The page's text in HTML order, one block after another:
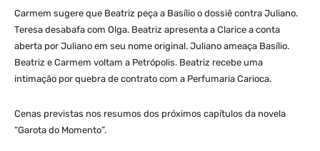
Carmem sugere que Beatriz peça a Basílio o dossiê contra Juliano.
Teresa desabafa com Olga. Beatriz apresenta a Clarice a conta
aberta por Juliano em seu nome original. Juliano ameaça Basílio.
Beatriz e Carmem voltam a Petrópolis. Beatriz recebe uma
intimação por quebra de contrato com a Perfumaria Carioca.
Cenas previstas nos resumos dos próximos capítulos da novela
“Garota do Momento”.